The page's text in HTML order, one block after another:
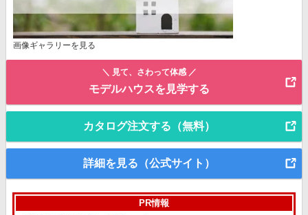
画像ギャラリーを見る
＼ 見て、さわって体感 ／
モデルハウスを見学する
カタログ注文する（無料）
詳細を見る（公式サイト）
PR情報